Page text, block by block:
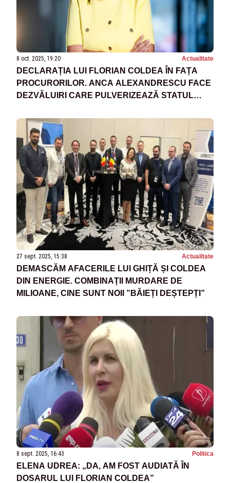
8 oct. 2025, 19:20 Actualitate
DECLARAȚIA LUI FLORIAN COLDEA ÎN FAȚA
PROCURORILOR. ANCA ALEXANDRESCU FACE
DEZVĂLUIRI CARE PULVERIZEAZĂ STATUL
27 sept. 2025, 15:38 Actualitate
DEMASCĂM AFACERILE LUI GHIȚĂ ȘI COLDEA
DIN ENERGIE. COMBINAȚII MURDARE DE
MILIOANE, CINE SUNT NOII ”BĂIEȚI DEȘTEPȚI”
8 sept. 2025, 16:43 Politica
ELENA UDREA: „DA, AM FOST AUDIATĂ ÎN
DOSARUL LUI FLORIAN COLDEA”